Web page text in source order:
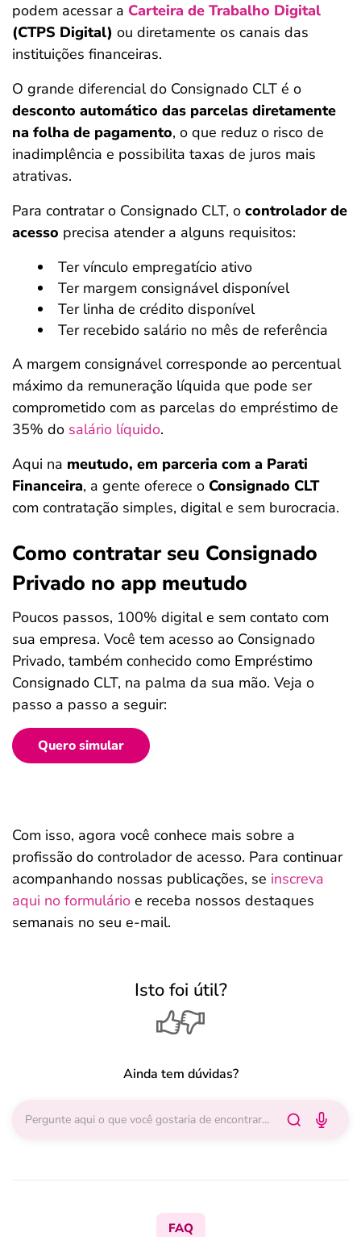
podem acessar a Carteira de Trabalho Digital
(CTPS Digital) ou diretamente os canais das
instituições financeiras.
O grande diferencial do Consignado CLT é o
desconto automático das parcelas diretamente
na folha de pagamento, o que reduz o risco de
inadimplência e possibilita taxas de juros mais
atrativas.
Para contratar o Consignado CLT, o controlador de
acesso precisa atender a alguns requisitos:
Ter vínculo empregatício ativo
Ter margem consignável disponível
Ter linha de crédito disponível
Ter recebido salário no mês de referência
A margem consignável corresponde ao percentual
máximo da remuneração líquida que pode ser
comprometido com as parcelas do empréstimo de
35% do salário líquido.
Aqui na meutudo, em parceria com a Parati
Financeira, a gente oferece o Consignado CLT
com contratação simples, digital e sem burocracia.
Como contratar seu Consignado
Privado no app meutudo
Poucos passos, 100% digital e sem contato com
sua empresa. Você tem acesso ao Consignado
Privado, também conhecido como Empréstimo
Consignado CLT, na palma da sua mão. Veja o
passo a passo a seguir:
Quero simular
Com isso, agora você conhece mais sobre a
profissão do controlador de acesso. Para continuar
acompanhando nossas publicações, se inscreva
aqui no formulário e receba nossos destaques
semanais no seu e-mail.
Isto foi útil?
Ainda tem dúvidas?
FAQ